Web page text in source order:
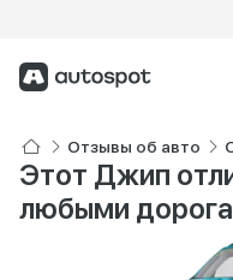
Отзывы об авто
Этот Джип
любыми